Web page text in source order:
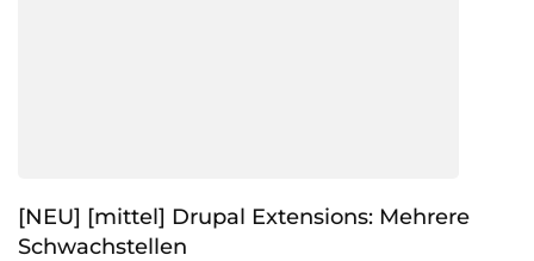
[NEU] [mittel] Drupal Extensions: Mehrere
Schwachstellen